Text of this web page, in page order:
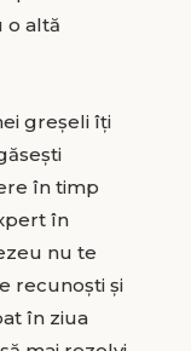
o altă
greşeli îţi
în timp
în
nu te
recunoşti și
în ziua